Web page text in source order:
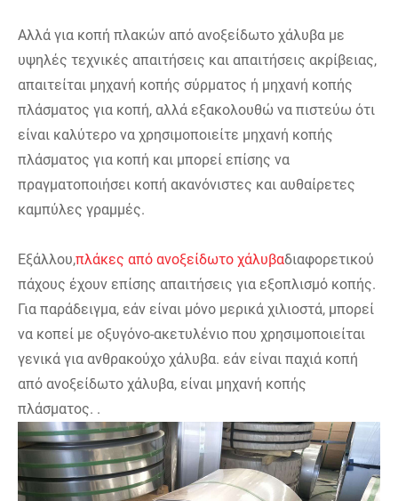
Αλλά για κοπή πλακών από ανοξείδωτο χάλυβα με
υψηλές τεχνικές απαιτήσεις και απαιτήσεις ακρίβειας,
απαιτείται μηχανή κοπής σύρματος ή μηχανή κοπής
πλάσματος για κοπή, αλλά εξακολουθώ να πιστεύω ότι
είναι καλύτερο να χρησιμοποιείτε μηχανή κοπής
πλάσματος για κοπή και μπορεί επίσης να
πραγματοποιήσει κοπή ακανόνιστες και αυθαίρετες
καμπύλες γραμμές.
Εξάλλου,πλάκες από ανοξείδωτο χάλυβαδιαφορετικού
πάχους έχουν επίσης απαιτήσεις για εξοπλισμό κοπής.
Για παράδειγμα, εάν είναι μόνο μερικά χιλιοστά, μπορεί
να κοπεί με οξυγόνο-ακετυλένιο που χρησιμοποιείται
γενικά για ανθρακούχο χάλυβα. εάν είναι παχιά κοπή
από ανοξείδωτο χάλυβα, είναι μηχανή κοπής
πλάσματος. .